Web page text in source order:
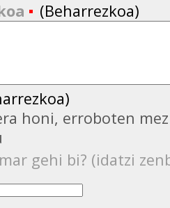
(Beharrezkoa)
honi, erroboten
gehi bi? (idatzi